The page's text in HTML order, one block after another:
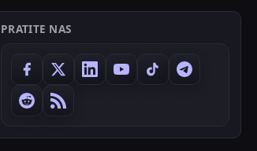
PRATITE NAS